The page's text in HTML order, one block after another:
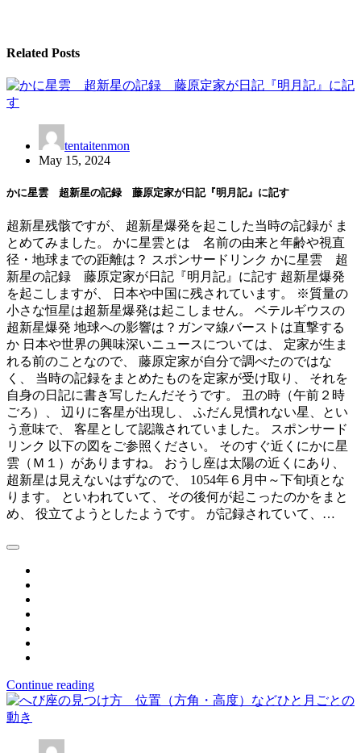
Related Posts
tentaitenmon
May 15, 2024
かに星雲 超新星の記録 藤原定家が日記『明月記』に記す
超新星残骸ですが、 超新星爆発を起こした当時の記録が ま
とめてみました。 かに星雲とは 名前の由来と年齢や視直
径・地球までの距離は？ スポンサードリンク かに星雲 超
新星の記録 藤原定家が日記『明月記』に記す 超新星爆発
を起こしますが、 日本や中国に残されています。 ※質量の
小さな恒星は超新星爆発は起こしません。 ベテルギウスの
超新星爆発 地球への影響は？ガンマ線バーストは直撃する
か 日本や世界の興味深いニュースについては、 定家が生ま
れる前のことなので、 藤原定家が自分で調べたのではな
く、 当時の記録をまとめたものを定家が受け取り、 それを
自身の日記に書き写したんだそうです。 丑の時（午前２時
ごろ）、 辺りに客星が出現し、 ふだん見慣れない星、とい
う意味で、 客星として認識されていました。 スポンサード
リンク 以下の図をご参照ください。 そのすぐ近くにかに星
雲（Ｍ１）がありますね。 おうし座は太陽の近くにあり、
超新星は見えないはずなので、 1054年６月中～下旬頃とな
ります。 といわれていて、 その後何が起こったのかをまと
め、 役立てようとしたようです。 が記録されていて、…
Continue reading